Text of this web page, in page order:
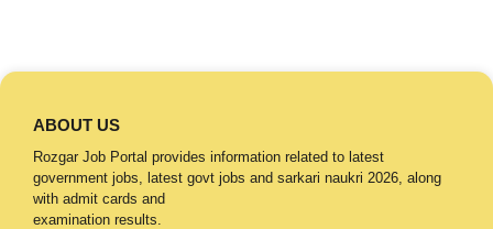
ABOUT US
Rozgar Job Portal provides information related to latest
government jobs, latest govt jobs and sarkari naukri 2026, along
with admit cards and
examination results.